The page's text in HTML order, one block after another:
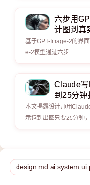
六步用
计图到真
基于GPT-Image-2的界
e-2模型通过六步.
Claude
到25分钟
本文揭露设计师用
示词到出图只要25分钟